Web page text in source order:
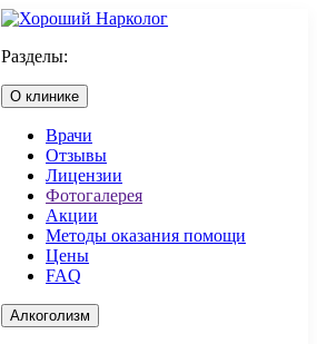
Разделы:
О клинике
Врачи
Отзывы
Лицензии
Фотогалерея
Акции
Методы оказания помощи
Цены
FAQ
Алкоголизм